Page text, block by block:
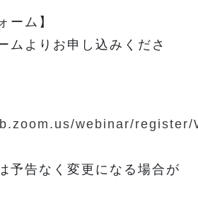
ーム】
ムよりお申し込みくださ
webinar/register/
予告なく変更になる場合が